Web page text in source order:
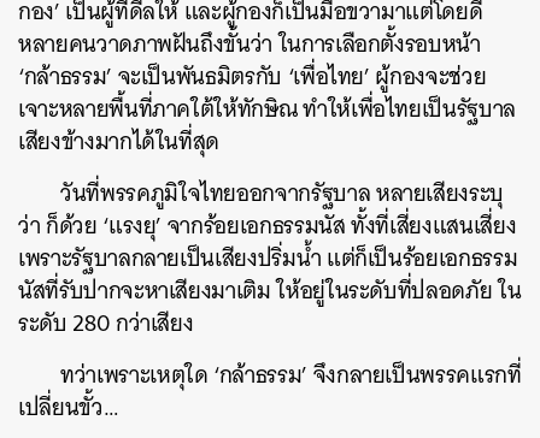
กอง’ เป็นผู้ที่ดีลให้ และผู้กองก็เป็นมือขวามาแต่โดยดี
หลายคนวาดภาพฝันถึงขั้นว่า ในการเลือกตั้งรอบหน้า
‘กล้าธรรม’ จะเป็นพันธมิตรกับ ‘เพื่อไทย’ ผู้กองจะช่วย
เจาะหลายพื้นที่ภาคใต้ให้ทักษิณ ทำให้เพื่อไทยเป็นรัฐบาล
เสียงข้างมากได้ในที่สุด
วันที่พรรคภูมิใจไทยออกจากรัฐบาล หลายเสียงระบุ
ว่า ก็ด้วย ‘แรงยุ’ จากร้อยเอกธรรมนัส ทั้งที่เสี่ยงแสนเสี่ยง
เพราะรัฐบาลกลายเป็นเสียงปริ่มน้ำ แต่ก็เป็นร้อยเอกธรรม
นัสที่รับปากจะหาเสียงมาเติม ให้อยู่ในระดับที่ปลอดภัย ใน
ระดับ 280 กว่าเสียง
ทว่าเพราะเหตุใด ‘กล้าธรรม’ จึงกลายเป็นพรรคแรกที่
เปลี่ยนขั้ว…